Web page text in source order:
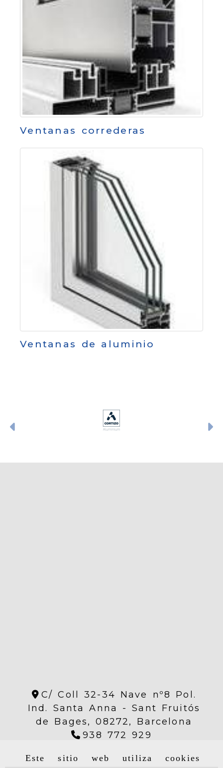
Este sitio web utiliza cookies
Ventanas correderas
Ventanas de aluminio
C/ Coll 32-34 Nave nº8 Pol.
Ind. Santa Anna -Sant Fruitós
de Bages,08272, Barcelona
938 772 929